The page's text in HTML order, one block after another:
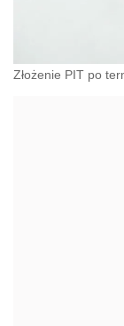
Złożenie PIT po